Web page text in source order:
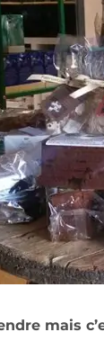
mais